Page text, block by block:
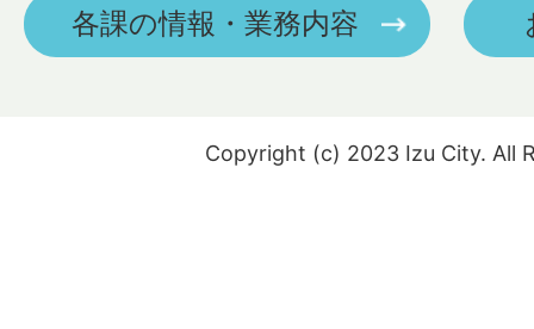
各課の情報・業務内容
Copyright (c) 2023 Izu City. All